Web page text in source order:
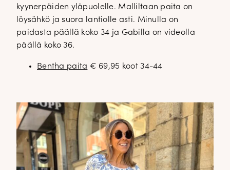
kyynerpäiden yläpuolelle. Malliltaan paita on
löysähkö ja suora lantiolle asti. Minulla on
paidasta päällä koko 34 ja Gabilla on videolla
päällä koko 36.
Bentha paita € 69,95 koot 34-44